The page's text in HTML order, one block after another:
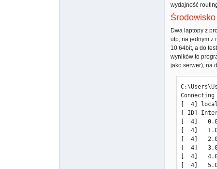
wydajność
Dwa laptopy z
utp, na jednym z
10 64bit, a do
wyników to
jako serwer), na
[  4] local
[ ID]
[  4]
[  4]
[  4]
[  4]
[  4]
[  4]